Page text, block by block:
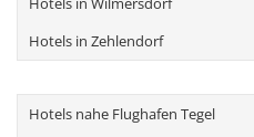
Hotels in Zehlendorf
Hotels nahe Flughafen Tegel